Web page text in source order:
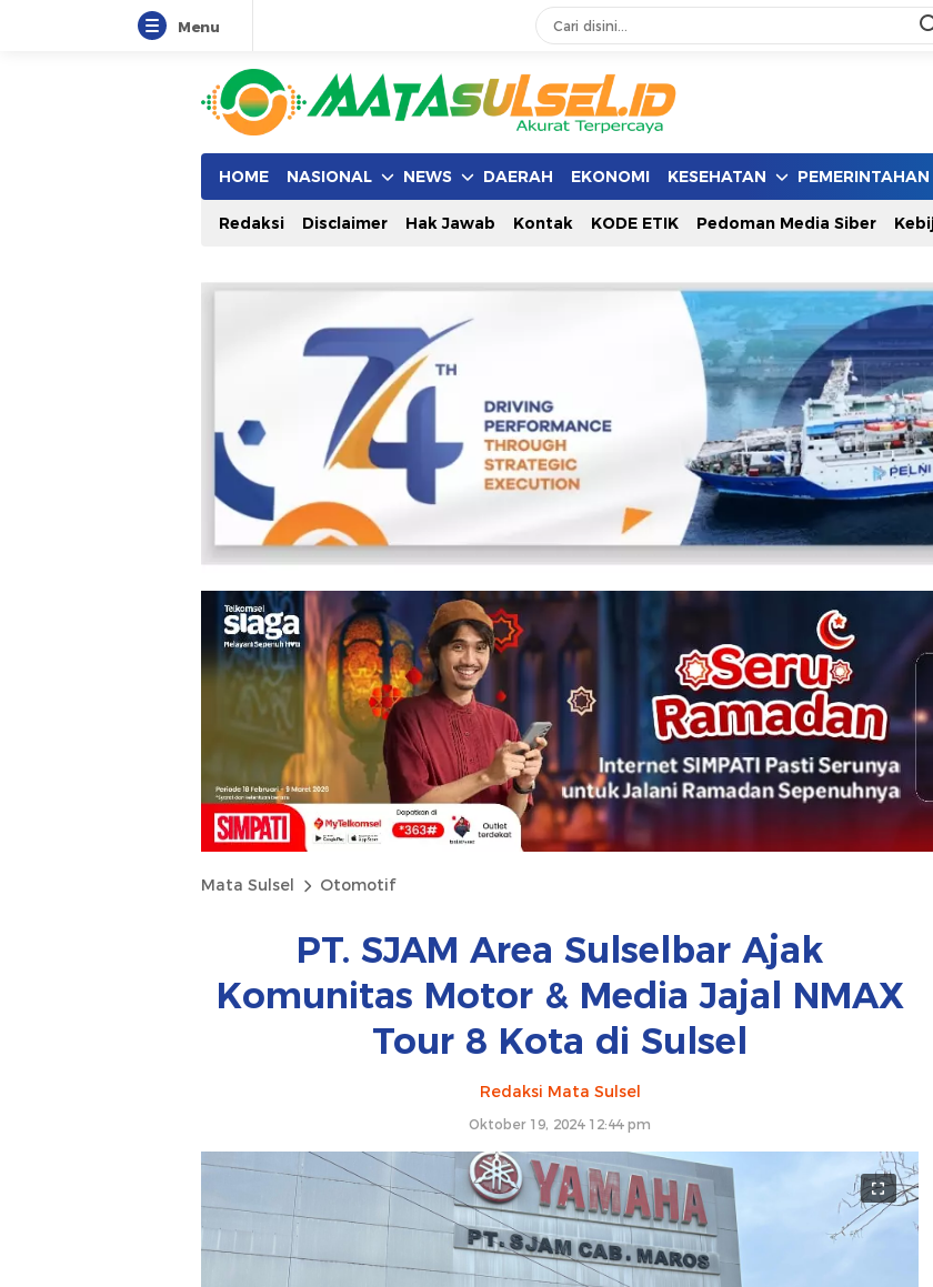
Menu
HOME NASIONAL NEWS DAERAH EKONOMI KESEHATAN PEMERINTAHAN
Redaksi Disclaimer Hak Jawab Kontak KODE ETIK Pedoman Media Siber
Mata Sulsel Otomotif
PT. SJAM Area Sulselbar Ajak
Komunitas Motor & Media Jajal NMAX
Tour 8 Kota di Sulsel
Redaksi Mata Sulsel
Oktober 19, 2024 12:44 pm